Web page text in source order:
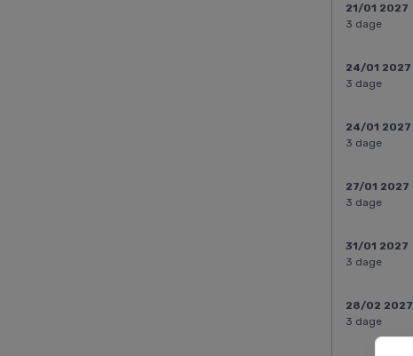
21/01 2027
3 dage
24/01 2027
3 dage
24/01 2027
3 dage
27/01 2027
3 dage
31/01 2027
3 dage
28/02 2027
3 dage